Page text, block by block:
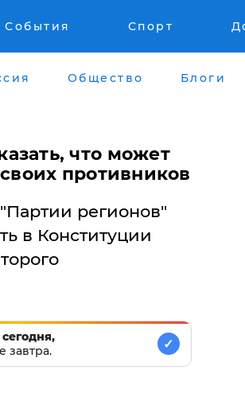
События Спорт
Общество Блоги
что может
противников
регионов"
в Конституции
завтра.
✓